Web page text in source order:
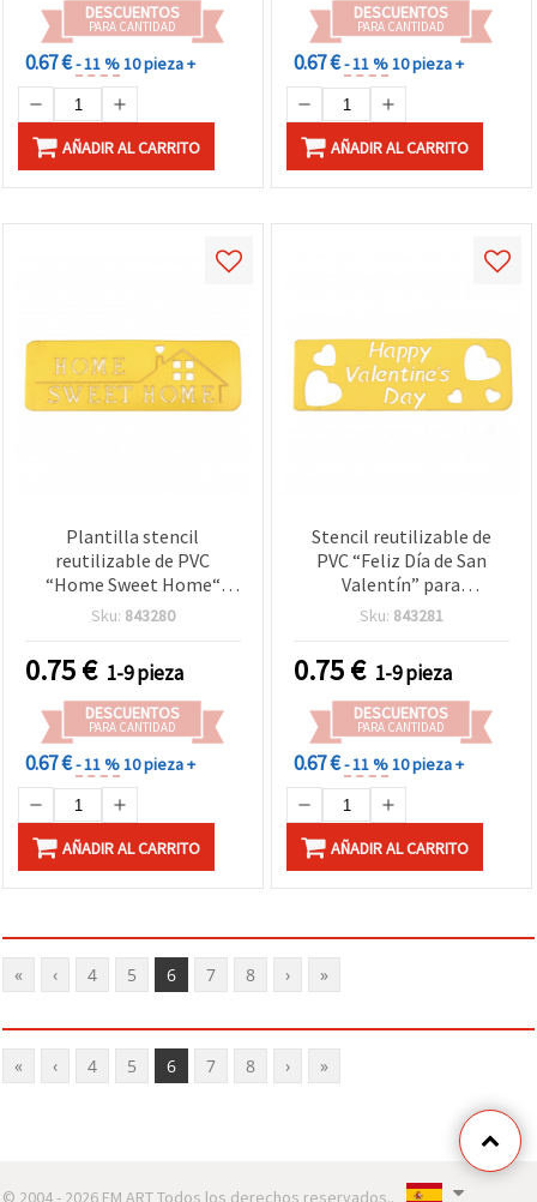
DESCUENTOS
PARA CANTIDAD
0.67 €- 11 %10 pieza +
AÑADIR AL CARRITO
DESCUENTOS
PARA CANTIDAD
0.67 €- 11 %10 pieza +
AÑADIR AL CARRITO
Plantilla stencil
reutilizable de PVC
“Home Sweet Home“
para manualidades,
13,5 x 4 cm
Sku: 843280
0.75€ 1-9 pieza
DESCUENTOS
PARA CANTIDAD
0.67 €- 11 %10 pieza +
AÑADIR AL CARRITO
Stencil reutilizable de
PVC “Feliz Día de San
Valentín” para
manualidades, tamaño de
Sku: 843281
0.75€ 1-9 pieza
DESCUENTOS
PARA CANTIDAD
0.67 €- 11 %10 pieza +
AÑADIR AL CARRITO
« ‹ 4 5 6 7 8 › »
« ‹ 4 5 6 7 8 › »
© 2004 - 2026 EM ART Todos los derechos reservados..